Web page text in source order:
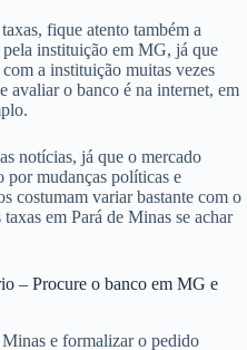
fique atento também a
instituição em MG, já que
a instituição muitas vezes
avaliar o banco é na internet, em
notícias, já que o mercado
por mudanças políticas e
costumam variar bastante com o
em Pará de Minas se achar
– Procure o banco em MG e
e formalizar o pedido